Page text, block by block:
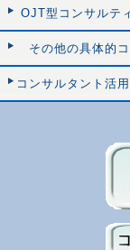
OJT型コンサルテ
その他の具体的コ
コンサルタント活